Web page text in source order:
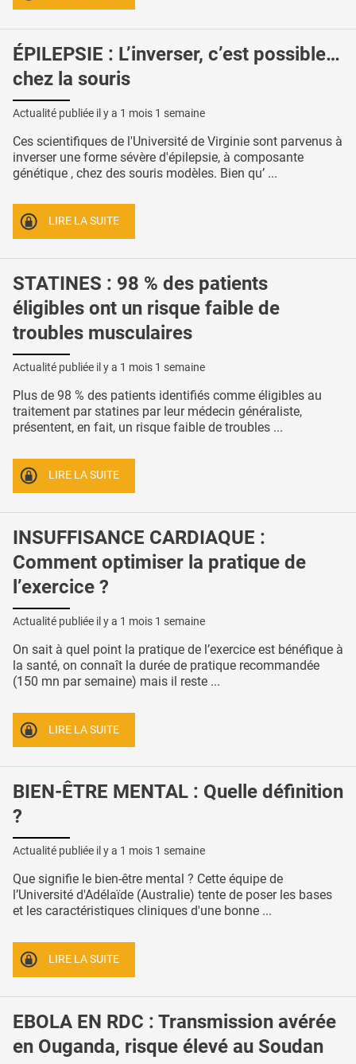
ÉPILEPSIE : L’inverser, c’est possible…
chez la souris
Actualité publiée il y a 1 mois 1 semaine
Ces scientifiques de l'Université de Virginie sont parvenus à
inverser une forme sévère d'épilepsie, à composante
génétique , chez des souris modèles. Bien qu’ ...
LIRE LA SUITE
STATINES : 98 % des patients
éligibles ont un risque faible de
troubles musculaires
Actualité publiée il y a 1 mois 1 semaine
Plus de 98 % des patients identifiés comme éligibles au
traitement par statines par leur médecin généraliste,
présentent, en fait, un risque faible de troubles ...
LIRE LA SUITE
INSUFFISANCE CARDIAQUE :
Comment optimiser la pratique de
l’exercice ?
Actualité publiée il y a 1 mois 1 semaine
On sait à quel point la pratique de l’exercice est bénéfique à
la santé, on connaît la durée de pratique recommandée
(150 mn par semaine) mais il reste ...
LIRE LA SUITE
BIEN-ÊTRE MENTAL : Quelle définition
?
Actualité publiée il y a 1 mois 1 semaine
Que signifie le bien-être mental ? Cette équipe de
l’Université d'Adélaïde (Australie) tente de poser les bases
et les caractéristiques cliniques d'une bonne ...
LIRE LA SUITE
EBOLA EN RDC : Transmission avérée
en Ouganda, risque élevé au Soudan